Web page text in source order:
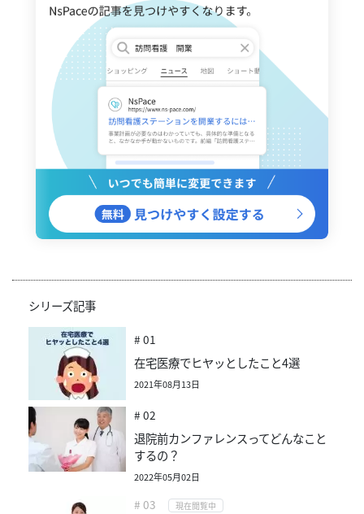
シリーズ記事
# 01
在宅医療でヒヤッとしたこと4選
2021年08月13日
# 02
退院前カンファレンスってどんなこと
するの？
2022年05月02日
# 03 現在閲覧中